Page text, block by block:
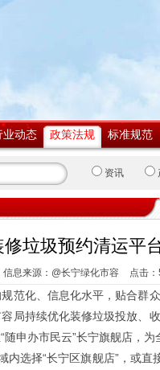
业动态 政策法规 标准规范
资讯
垃圾预约清运平
信息来源：@长宁绿化市容 点击：
化、信息化水平，贴合群
局持续优化装修垃圾投放、
申办市民云”长宁旗舰店，
选择“长宁区旗舰店”，或直